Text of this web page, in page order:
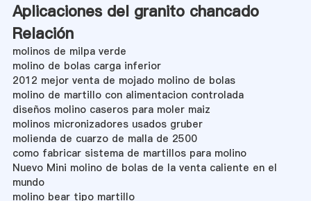
Aplicaciones del granito chancado
Relación
molinos de milpa verde
molino de bolas carga inferior
2012 mejor venta de mojado molino de bolas
molino de martillo con alimentacion controlada
diseños molino caseros para moler maiz
molinos micronizadores usados gruber
molienda de cuarzo de malla de 2500
como fabricar sistema de martillos para molino
Nuevo Mini molino de bolas de la venta caliente en el
mundo
molino bear tipo martillo